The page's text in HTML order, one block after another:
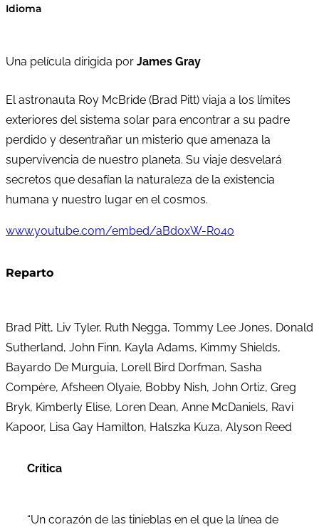
Idioma
Una película dirigida por James Gray
El astronauta Roy McBride (Brad Pitt) viaja a los límites
exteriores del sistema solar para encontrar a su padre
perdido y desentrañar un misterio que amenaza la
supervivencia de nuestro planeta. Su viaje desvelará
secretos que desafían la naturaleza de la existencia
humana y nuestro lugar en el cosmos.
www.youtube.com/embed/aBdoxW-R04o
Reparto
Brad Pitt, Liv Tyler, Ruth Negga, Tommy Lee Jones, Donald
Sutherland, John Finn, Kayla Adams, Kimmy Shields,
Bayardo De Murguia, Lorell Bird Dorfman, Sasha
Compère, Afsheen Olyaie, Bobby Nish, John Ortiz, Greg
Bryk, Kimberly Elise, Loren Dean, Anne McDaniels, Ravi
Kapoor, Lisa Gay Hamilton, Halszka Kuza, Alyson Reed
Crítica
“Un corazón de las tinieblas en el que la línea de